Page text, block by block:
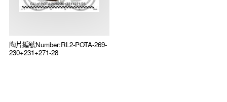
陶片編號Number:RL2-POTA-269-
230+231+271-28